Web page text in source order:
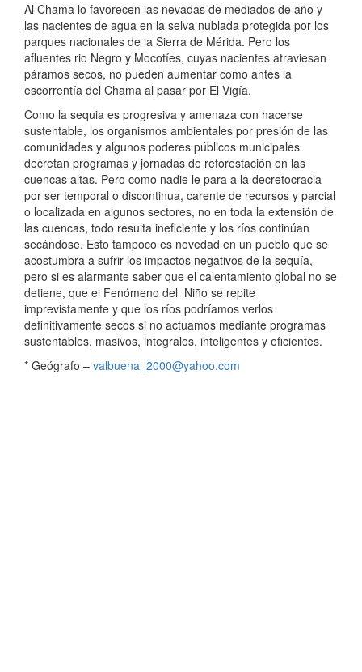
Al Chama lo favorecen las nevadas de mediados de año y
las nacientes de agua en la selva nublada protegida por los
parques nacionales de la Sierra de Mérida. Pero los
afluentes rio Negro y Mocotíes, cuyas nacientes atraviesan
páramos secos, no pueden aumentar como antes la
escorrentía del Chama al pasar por El Vigía.
Como la sequia es progresiva y amenaza con hacerse
sustentable, los organismos ambientales por presión de las
comunidades y algunos poderes públicos municipales
decretan programas y jornadas de reforestación en las
cuencas altas. Pero como nadie le para a la decretocracia
por ser temporal o discontinua, carente de recursos y parcial
o localizada en algunos sectores, no en toda la extensión de
las cuencas, todo resulta ineficiente y los ríos continúan
secándose. Esto tampoco es novedad en un pueblo que se
acostumbra a sufrir los impactos negativos de la sequía,
pero si es alarmante saber que el calentamiento global no se
detiene, que el Fenómeno del Niño se repite
imprevistamente y que los ríos podríamos verlos
definitivamente secos si no actuamos mediante programas
sustentables, masivos, integrales, inteligentes y eficientes.
* Geógrafo – valbuena_2000@yahoo.com